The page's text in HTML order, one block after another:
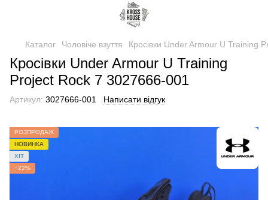
Каталог Чоловіче взуття Кросівки Under Armour U Training
Кросівки Under Armour U Training
Project Rock 7 3027666-001
Артикул: 3027666-001 Написати відгук
РОЗПРОДАЖ
НОВИНКА
ХІТ
−22%